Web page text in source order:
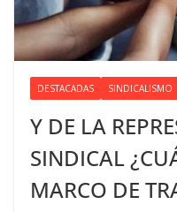
DESTACADAS SINDICALISMO
Y DE LA
SINDICAL
MARCO DE